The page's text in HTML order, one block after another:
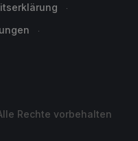
Rechte vorbehalten